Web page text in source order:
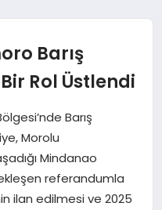
Barış
Rol Üstlendi
Barış
Morolu
Mindanao
referandumla
ilan edilmesi ve 2025